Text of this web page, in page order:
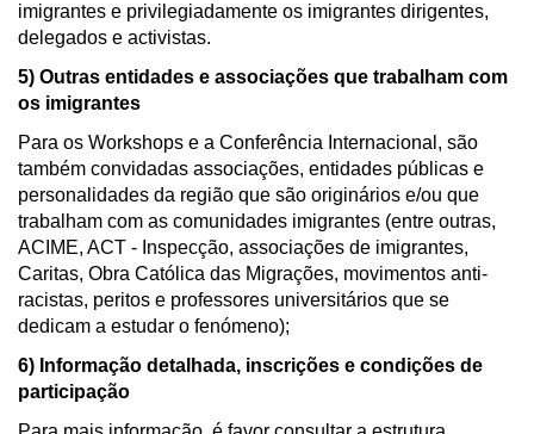
imigrantes e privilegiadamente os imigrantes dirigentes,
delegados e activistas.
5) Outras entidades e associações que trabalham com
os imigrantes
Para os Workshops e a Conferência Internacional, são
também convidadas associações, entidades públicas e
personalidades da região que são originários e/ou que
trabalham com as comunidades imigrantes (entre outras,
ACIME, ACT - Inspecção, associações de imigrantes,
Caritas, Obra Católica das Migrações, movimentos anti-
racistas, peritos e professores universitários que se
dedicam a estudar o fenómeno);
6) Informação detalhada, inscrições e condições de
participação